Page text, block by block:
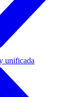
unificada